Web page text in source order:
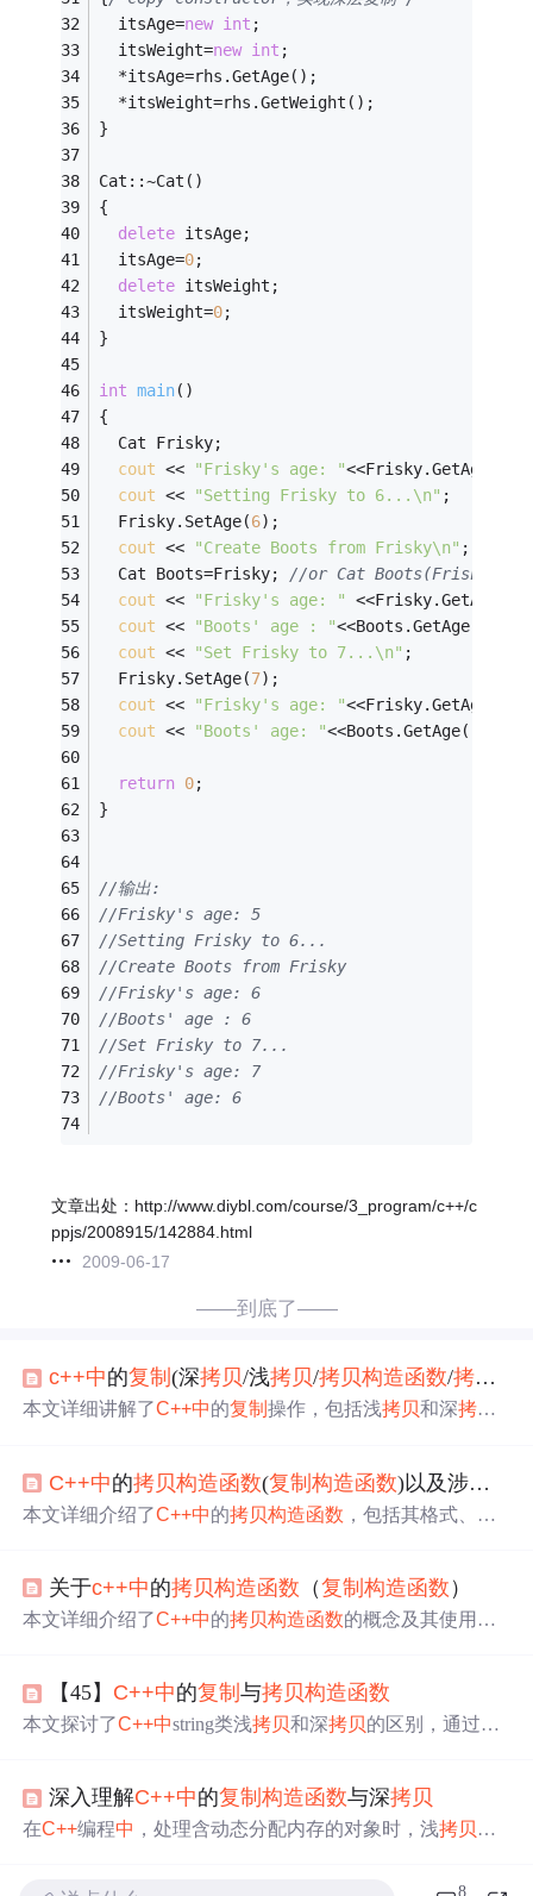
  itsAge=
new int ;
  itsWeight=
new int ;
  *itsAge=rhs.GetAge();
  *itsWeight=rhs.GetWeight();
}
Cat::~Cat()
{
delete itsAge;
  itsAge=
0;
delete itsWeight;
  itsWeight=
0;
}
int main()
{
  Cat Frisky;
cout << "Frisky's age: "<<Frisky.GetAge()<<
cout << "Setting Frisky to 6...\n" ;
  Frisky.SetAge(
6);
cout << "Create Boots from Frisky\n" ;
  Cat Boots=Frisky;
//or Cat Boots(Frisky);
cout << "Frisky's age: "
cout << "Boots' age : "<<Boots.GetAge()<<
cout << "Set Frisky to 7...\n" ;
  Frisky.SetAge(
7);
cout << "Frisky's age: "<<Frisky.GetAge()<<
cout << "Boots' age: "<<Boots.GetAge()<<
return 0;
}
//输出:
//Frisky's age: 5
//Setting Frisky to 6...
//Create Boots from Frisky
//Frisky's age: 6
//Boots' age : 6
//Set Frisky to 7...
//Frisky's age: 7
//Boots' age: 6
文章出处：http://www.diybl.com/course/3_program/c++/c
ppjs/2008915/142884.html
2009-06-17
——到底了——
c++中的复制(深拷贝/浅拷贝/拷贝构造函数/拷贝
本文详细讲解了C++中的复制操作，包括浅拷贝和深拷贝
定义构造函数以实现更安全和高效的对象复制。
C++中的拷贝构造函数(复制构造函数)以及涉及的深
本文详细介绍了C++中的拷贝构造函数 ，包括其格式、作
关于c++中的拷贝构造函数 （复制构造函数 ）
本文详细介绍了C++中的拷贝构造函数的概念及其使用场
【45】 C++中的复制与拷贝构造函数
本文探讨了C++中string类浅拷贝和深拷贝的区别，通过示
法。深入理解C++中的复制构造函数与深拷贝
在C++编程中 ，处理含动态分配内存的对象时，浅拷贝 会
8